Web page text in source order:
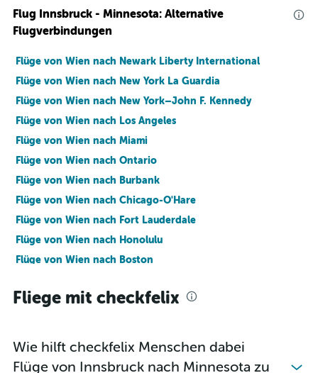
Flug Innsbruck - Minnesota: Alternative
Flugverbindungen
Flüge von Wien nach Newark Liberty International
Flüge von Wien nach New York La Guardia
Flüge von Wien nach New York–John F. Kennedy
Flüge von Wien nach Los Angeles
Flüge von Wien nach Miami
Flüge von Wien nach Ontario
Flüge von Wien nach Burbank
Flüge von Wien nach Chicago-O'Hare
Flüge von Wien nach Fort Lauderdale
Flüge von Wien nach Honolulu
Flüge von Wien nach Boston
Flüge von Wien nach San Francisco
Fliege mit checkfelix
Wie hilft checkfelix Menschen dabei
Flüge von Innsbruck nach Minnesota zu